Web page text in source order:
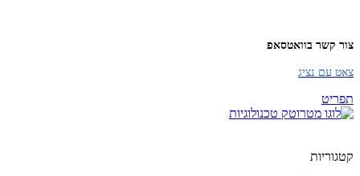
צור קשר בוואטסאפ
צאט עם נציג
תפריט
קטגוריות